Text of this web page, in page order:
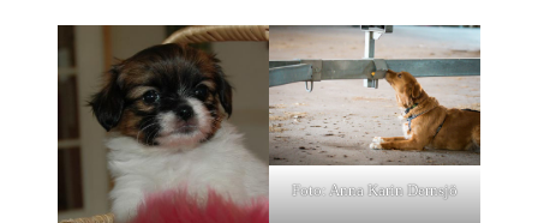
Foto: Anna Karin Dernsjö